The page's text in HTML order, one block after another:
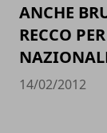
ANCHE
RECCO
14/02/2012